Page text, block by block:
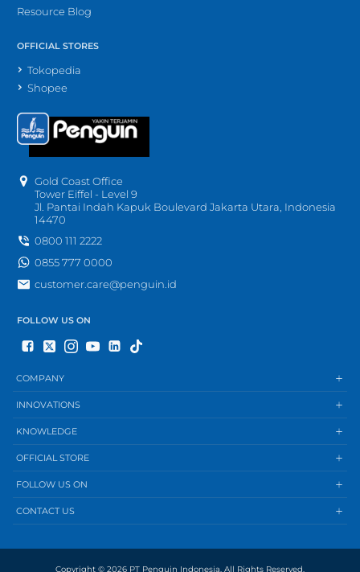
Resource Blog
OFFICIAL STORES
Tokopedia
Shopee
Gold Coast Office
Tower Eiffel - Level 9
Jl. Pantai Indah Kapuk Boulevard Jakarta Utara, Indonesia
14470
0800 111 2222
0855 777 0000
customer.care@penguin.id
FOLLOW US ON
COMPANY
INNOVATIONS
KNOWLEDGE
OFFICIAL STORE
FOLLOW US ON
CONTACT US
Copyright © 2026 PT Penguin Indonesia. All Rights Reserved.